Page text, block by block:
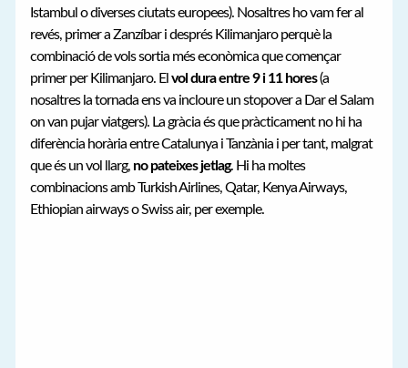
Istambul o diverses ciutats europees). Nosaltres ho vam fer al
revés, primer a Zanzíbar i després Kilimanjaro perquè la
combinació de vols sortia més econòmica que començar
primer per Kilimanjaro. Elvol dura entre 9 i 11 hores(a
nosaltres la tornada ens va incloure un stopover a Dar el Salam
on van pujar viatgers). La gràcia és que pràcticament no hi ha
diferència horària entre Catalunya i Tanzània i per tant, malgrat
que és un vol llarg, no pateixes jetlag. Hi ha moltes
combinacions amb Turkish Airlines, Qatar, Kenya Airways,
Ethiopian airways o Swiss air, per exemple.